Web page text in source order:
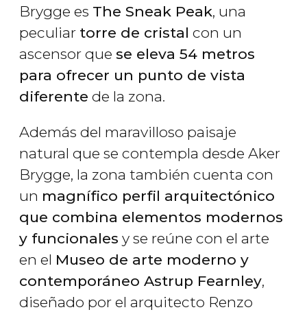
Brygge es The Sneak Peak, una
peculiar torre de cristal con un
ascensor que se eleva 54 metros
para ofrecer un punto de vista
diferente de la zona.
Además del maravilloso paisaje
natural que se contempla desde Aker
Brygge, la zona también cuenta con
un magnífico perfil arquitectónico
que combina elementos modernos
y funcionales y se reúne con el arte
en el Museo de arte moderno y
contemporáneo Astrup Fearnley,
diseñado por el arquitecto Renzo